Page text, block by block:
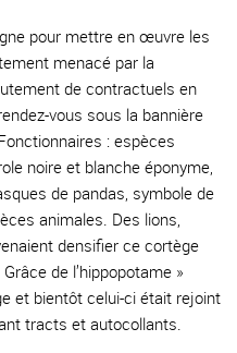
pour mettre en œuvre les
menacé par la
de contractuels en
vous sous la bannière
: espèces
noire et blanche éponyme,
de pandas, symbole de
animales. Des lions,
densifier ce cortège
de l’hippopotame »
et bientôt celui-ci était rejoint
tracts et autocollants.